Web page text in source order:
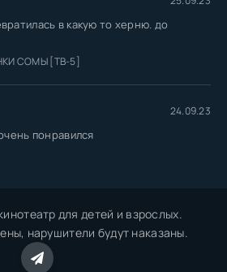
в какую то херню. до
СОМЫ [ТВ-5]
24.09.23
понравился
для детей и взрослых.
нарушители будут наказаны.